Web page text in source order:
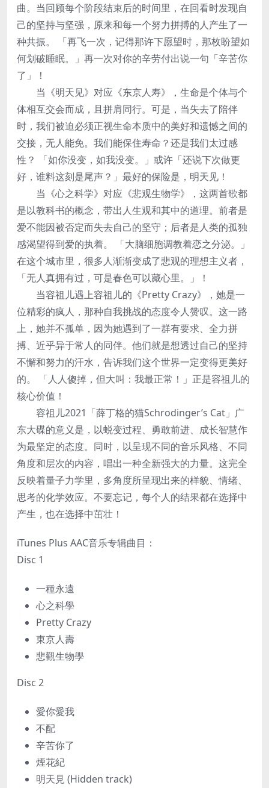
曲。当回顾每个阶段结束后的时间里，在回看时发现自
己的坚持与坚强，原来和每一个努力拼搏的人产生了一
种共振。 「再飞一次，记得那许下愿望时，那枚盼望如
何划破睡眠。」再一次对你的辛劳付出说一句「辛苦你
了」！
当《明天见》对应《东京人寿》，生命是个体与个
体相互交会而成，且拼肩同行。可是，当失去了陪伴
时，我们被迫必须正视生命本质中的美好和遗憾之间的
交接，无人能免。我们能保住寿命？还是我们太过感
性？ 「如你没变，如我没变。」或许「还说下次做更
好，谁料这刻是尾声？」最好的保险是，明天见！
当《心之科学》对应《悲观生物学》，这两首歌都
是以教科书的概念，带出人生观和其中的道理。前者是
爱不能因被否定而失去自己的坚守；后者是人类的孤独
感渴望得到爱的执着。 「大脑细胞调教着恋之分泌。」
在这个城市里，很多人渐渐变成了悲观的理想主义者，
「无人真拥有过，可是春色可以藏心里。」！
当容祖儿遇上容祖儿的《Pretty Crazy》，她是一
位精彩的疯人，那种自我挑战的态度令人赞叹。这一路
上，她并不孤单，因为她遇到了一群有要求、全力拼
搏、近乎异于常人的同伴。他们就是想透过自己的坚持
不懈和努力的汗水，告诉我们这个世界一定变得更美好
的。 「人人傻掉，但大叫：我最正常！」正是容祖儿的
核心价值！
容祖儿2021「薛丁格的猫Schrodinger’s Cat」广
东大碟的意义是，以蜕变过程、勇敢前进、成长智慧作
为最坚定的态度。同时，以呈现不同的音乐风格、不同
角度和层次的内容，唱出一种全新强大的力量。这完全
反映着量子力学里，多角度所呈现出来的样貌、情绪、
思考的化学效应。不要忘记，每个人的结果都在选择中
产生，也在选择中茁壮！
iTunes Plus AAC音乐专辑曲目：
Disc 1
一種永遠
心之科學
Pretty Crazy
東京人壽
悲觀生物學
Disc 2
愛你愛我
不配
辛苦你了
煙花紀
明天見 (Hidden track)